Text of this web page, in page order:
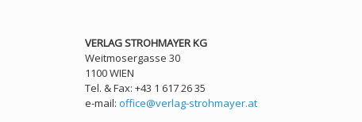
VERLAG STROHMAYER KG
Weitmosergasse 30
1100 WIEN
Tel. & Fax: +43 1 617 26 35
e-mail: office@verlag-strohmayer.at